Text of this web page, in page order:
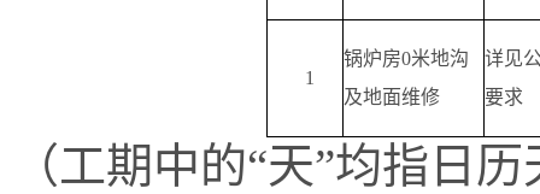
1
锅炉房0米地沟
及地面维修
详见
要求
（工期中的“天”均指日